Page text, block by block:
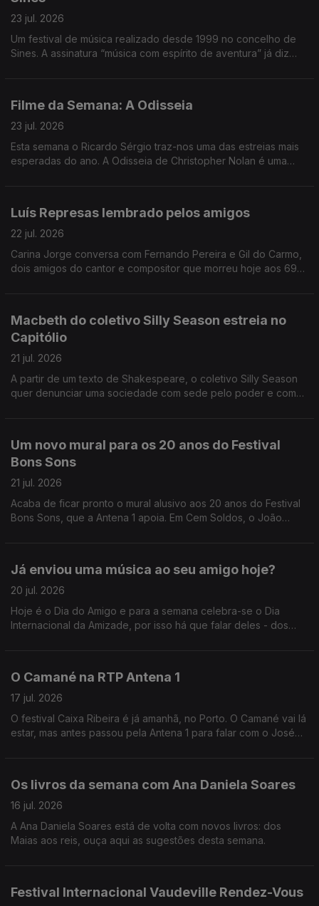
23 jul. 2026
Um festival de música realizado desde 1999 no concelho de
Sines. A assinatura “música com espírito de aventura” já diz
Filme da Semana: A Odisseia
23 jul. 2026
Esta semana o Ricardo Sérgio traz-nos uma das estreias mais
esperadas do ano. A Odisseia de Christopher Nolan é uma
Luís Represas lembrado pelos amigos
22 jul. 2026
Carina Jorge conversa com Fernando Pereira e Gil do Carmo,
dois amigos do cantor e compositor que morreu hoje aos 69
Macbeth do coletivo Silly Season estreia no
Capitólio
21 jul. 2026
A partir de um texto de Shakespeare, o coletivo Silly Season
quer denunciar uma sociedade com sede pelo poder e com
Um novo mural para os 20 anos do Festival
Bons Sons
21 jul. 2026
Acaba de ficar pronto o mural alusivo aos 20 anos do Festival
Bons Sons, que a Antena 1 apoia. Em Cem Soldos, o João
Já enviou uma música ao seu amigo hoje?
20 jul. 2026
Hoje é o Dia do Amigo e para a semana celebra-se o Dia
Internacional da Amizade, por isso há que falar deles - dos
O Camané na RTP Antena 1
17 jul. 2026
O festival Caixa Ribeira é já amanhã, no Porto. O Camané vai lá
estar, mas antes passou pela Antena 1 para falar com o José
Os livros da semana com Ana Daniela Soares
16 jul. 2026
A Ana Daniela Soares está de volta com novos livros: dos
Maias aos reis, ouça aqui as sugestões desta semana.
Festival Internacional Vaudeville Rendez-Vous